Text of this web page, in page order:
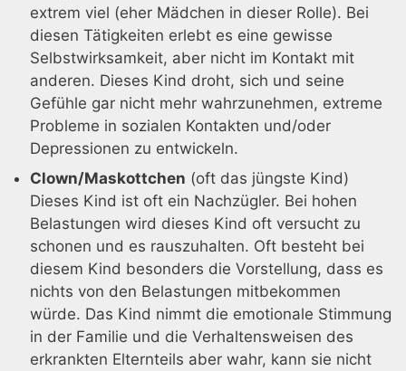
extrem viel (eher Mädchen in dieser Rolle). Bei
diesen Tätigkeiten erlebt es eine gewisse
Selbstwirksamkeit, aber nicht im Kontakt mit
anderen. Dieses Kind droht, sich und seine
Gefühle gar nicht mehr wahrzunehmen, extreme
Probleme in sozialen Kontakten und/oder
Depressionen zu entwickeln.
Clown/Maskottchen (oft das jüngste Kind)
Dieses Kind ist oft ein Nachzügler. Bei hohen
Belastungen wird dieses Kind oft versucht zu
schonen und es rauszuhalten. Oft besteht bei
diesem Kind besonders die Vorstellung, dass es
nichts von den Belastungen mitbekommen
würde. Das Kind nimmt die emotionale Stimmung
in der Familie und die Verhaltensweisen des
erkrankten Elternteils aber wahr, kann sie nicht